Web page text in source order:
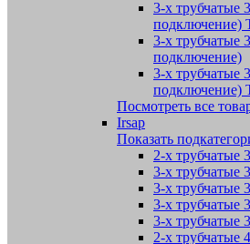
3-х трубчатые
подключение)
3-х трубчатые
подключение)
3-х трубчатые
подключение)
Посмотреть все
Irsap
Показать
2-х трубчатые
3-х трубчатые
3-х трубчатые
3-х трубчатые
3-х трубчатые
2-х трубчатые